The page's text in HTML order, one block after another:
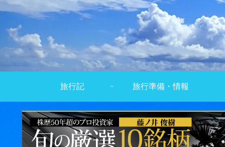
旅行記 旅行準備・情報